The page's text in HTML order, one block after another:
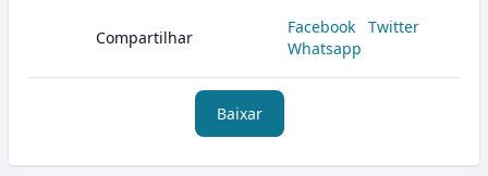
Compartilhar
Facebook
Twitter
Whatsapp
Baixar